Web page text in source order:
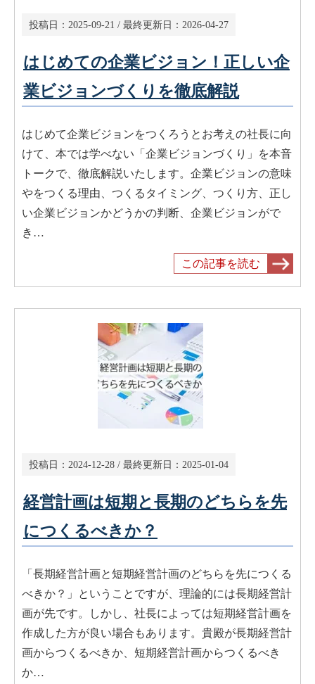
投稿日： 2025-09-21 / 最終更新日： 2026-04-27
はじめての企業ビジョン！正しい企
業ビジョンづくりを徹底解説
はじめて企業ビジョンをつくろうとお考えの社長に向
けて、本では学べない「企業ビジョンづくり」を本音
トークで、徹底解説いたします。企業ビジョンの意味
やをつくる理由、つくるタイミング、つくり方、正し
い企業ビジョンかどうかの判断、企業ビジョンがで
き…
この記事を読む
投稿日： 2024-12-28 / 最終更新日： 2025-01-04
経営計画は短期と長期のどちらを先
につくるべきか？
「長期経営計画と短期経営計画のどちらを先につくる
べきか？」ということですが、理論的には長期経営計
画が先です。しかし、社長によっては短期経営計画を
作成した方が良い場合もあります。貴殿が長期経営計
画からつくるべきか、短期経営計画からつくるべき
か…